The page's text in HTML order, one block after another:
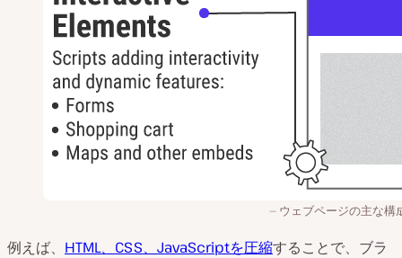
ウェブページの主な構
例えば、 HTML、CSS、JavaScriptを圧縮することで、ブラ